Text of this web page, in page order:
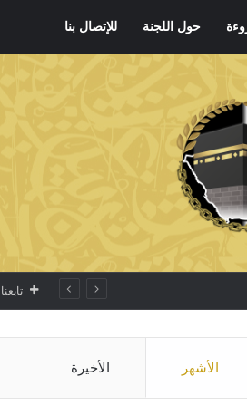
حول اللجنة للإتصال بنا
تابعنا
الأشهر الأخيرة